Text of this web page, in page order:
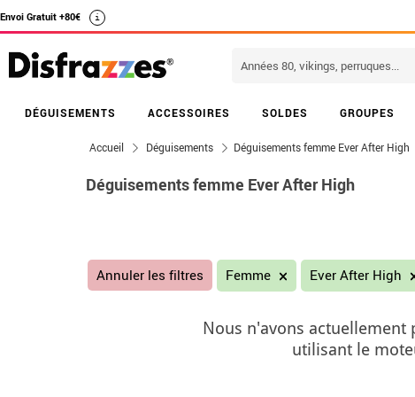
Envoi Gratuit +80€ i
DÉGUISEMENTS ACCESSOIRES SOLDES GROUPES
Accueil Déguisements Déguisements femme Ever After High
Déguisements femme Ever After High
Annuler les filtres Femme Ever After High
Nous n'avons actuellement
utilisant le